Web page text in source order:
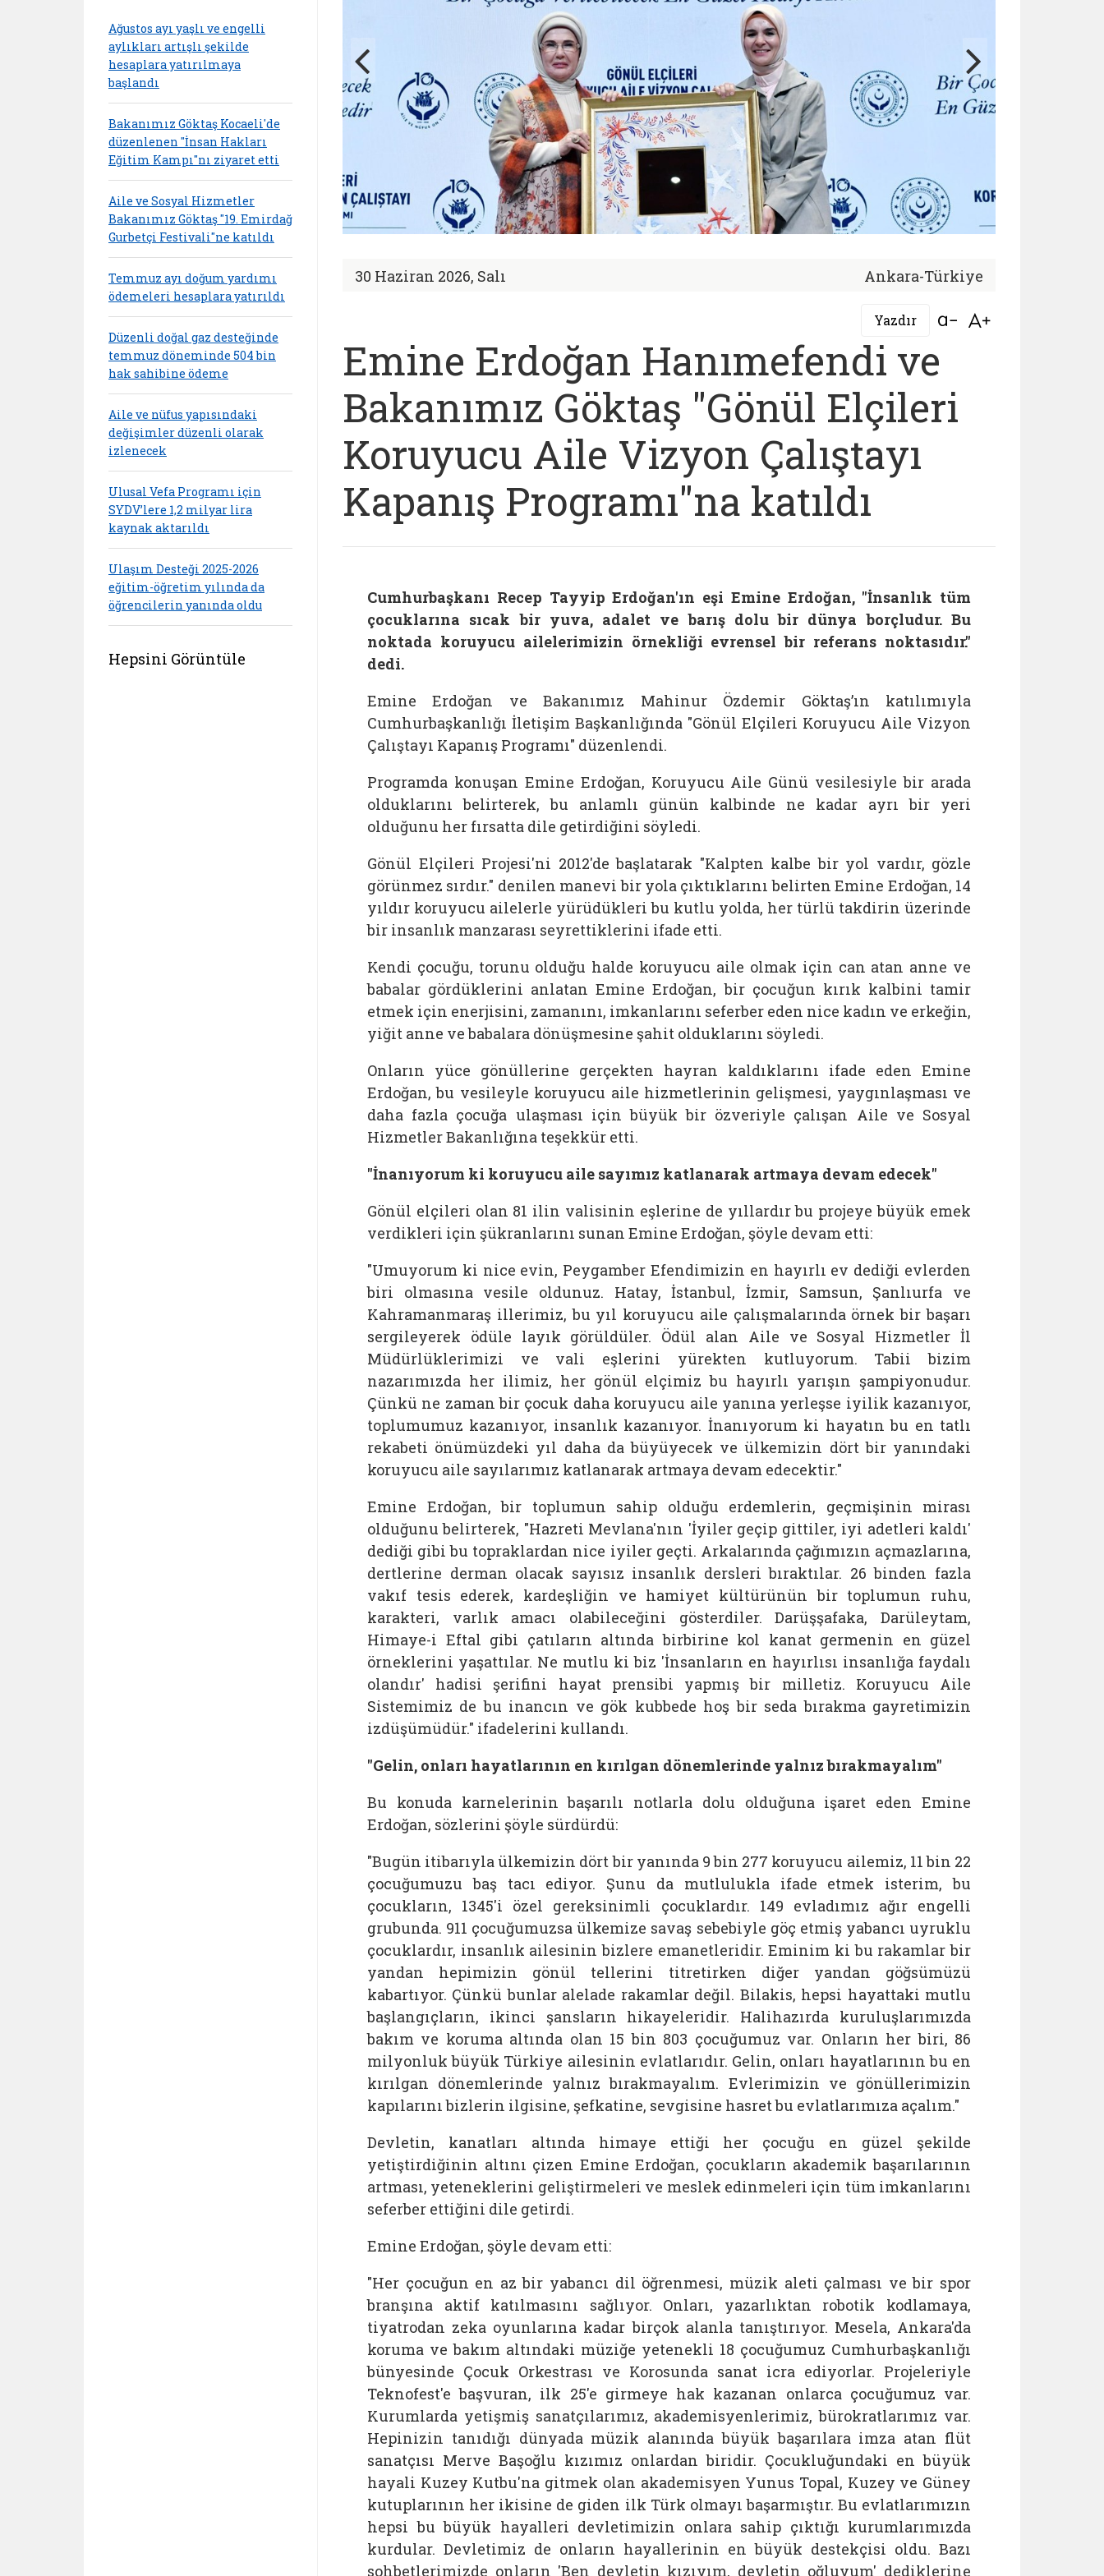
30 Haziran 2026, Salı Ankara-Türkiye
Yazdır Bağlantıyı aç
Emine Erdoğan Hanımefendi ve
Bakanımız Göktaş "Gönül Elçileri
Koruyucu Aile Vizyon Çalıştayı
Kapanış Programı"na katıldı
Cumhurbaşkanı Recep Tayyip Erdoğan'ın eşi Emine Erdoğan, ​​​​​​​"İnsanlık tüm
çocuklarına sıcak bir yuva, adalet ve barış dolu bir dünya borçludur. Bu
noktada koruyucu ailelerimizin örnekliği evrensel bir referans noktasıdır."
dedi.
Emine Erdoğan ve Bakanımız Mahinur Özdemir Göktaş’ın katılımıyla
Cumhurbaşkanlığı İletişim Başkanlığında "Gönül Elçileri Koruyucu Aile Vizyon
Çalıştayı Kapanış Programı" düzenlendi.
Programda konuşan Emine Erdoğan, Koruyucu Aile Günü vesilesiyle bir arada
olduklarını belirterek, bu anlamlı günün kalbinde ne kadar ayrı bir yeri
olduğunu her fırsatta dile getirdiğini söyledi.
Gönül Elçileri Projesi'ni 2012'de başlatarak "Kalpten kalbe bir yol vardır, gözle
görünmez sırdır." denilen manevi bir yola çıktıklarını belirten Emine Erdoğan, 14
yıldır koruyucu ailelerle yürüdükleri bu kutlu yolda, her türlü takdirin üzerinde
bir insanlık manzarası seyrettiklerini ifade etti.
Kendi çocuğu, torunu olduğu halde koruyucu aile olmak için can atan anne ve
babalar gördüklerini anlatan Emine Erdoğan, bir çocuğun kırık kalbini tamir
etmek için enerjisini, zamanını, imkanlarını seferber eden nice kadın ve erkeğin,
yiğit anne ve babalara dönüşmesine şahit olduklarını söyledi.
Onların yüce gönüllerine gerçekten hayran kaldıklarını ifade eden Emine
Erdoğan, bu vesileyle koruyucu aile hizmetlerinin gelişmesi, yaygınlaşması ve
daha fazla çocuğa ulaşması için büyük bir özveriyle çalışan Aile ve Sosyal
Hizmetler Bakanlığına teşekkür etti.
"İnanıyorum ki koruyucu aile sayımız katlanarak artmaya devam edecek"
Gönül elçileri olan 81 ilin valisinin eşlerine de yıllardır bu projeye büyük emek
verdikleri için şükranlarını sunan Emine Erdoğan, şöyle devam etti:
"Umuyorum ki nice evin, Peygamber Efendimizin en hayırlı ev dediği evlerden
biri olmasına vesile oldunuz. Hatay, İstanbul, İzmir, Samsun, Şanlıurfa ve
Kahramanmaraş illerimiz, bu yıl koruyucu aile çalışmalarında örnek bir başarı
sergileyerek ödüle layık görüldüler. Ödül alan Aile ve Sosyal Hizmetler İl
Müdürlüklerimizi ve vali eşlerini yürekten kutluyorum. Tabii bizim
nazarımızda her ilimiz, her gönül elçimiz bu hayırlı yarışın şampiyonudur.
Çünkü ne zaman bir çocuk daha koruyucu aile yanına yerleşse iyilik kazanıyor,
toplumumuz kazanıyor, insanlık kazanıyor. İnanıyorum ki hayatın bu en tatlı
rekabeti önümüzdeki yıl daha da büyüyecek ve ülkemizin dört bir yanındaki
koruyucu aile sayılarımız katlanarak artmaya devam edecektir."
Emine Erdoğan, bir toplumun sahip olduğu erdemlerin, geçmişinin mirası
olduğunu belirterek, "Hazreti Mevlana'nın 'İyiler geçip gittiler, iyi adetleri kaldı'
dediği gibi bu topraklardan nice iyiler geçti. Arkalarında çağımızın açmazlarına,
dertlerine derman olacak sayısız insanlık dersleri bıraktılar. 26 binden fazla
vakıf tesis ederek, kardeşliğin ve hamiyet kültürünün bir toplumun ruhu,
karakteri, varlık amacı olabileceğini gösterdiler. Darüşşafaka, Darüleytam,
Himaye-i Eftal gibi çatıların altında birbirine kol kanat germenin en güzel
örneklerini yaşattılar. Ne mutlu ki biz 'İnsanların en hayırlısı insanlığa faydalı
olandır' hadisi şerifini hayat prensibi yapmış bir milletiz. Koruyucu Aile
Sistemimiz de bu inancın ve gök kubbede hoş bir seda bırakma gayretimizin
izdüşümüdür." ifadelerini kullandı.
"Gelin, onları hayatlarının en kırılgan dönemlerinde yalnız bırakmayalım"
Bu konuda karnelerinin başarılı notlarla dolu olduğuna işaret eden Emine
Erdoğan, sözlerini şöyle sürdürdü:
"Bugün itibarıyla ülkemizin dört bir yanında 9 bin 277 koruyucu ailemiz, 11 bin 22
çocuğumuzu baş tacı ediyor. Şunu da mutlulukla ifade etmek isterim, bu
çocukların, 1345'i özel gereksinimli çocuklardır. 149 evladımız ağır engelli
grubunda. 911 çocuğumuzsa ülkemize savaş sebebiyle göç etmiş yabancı uyruklu
çocuklardır, insanlık ailesinin bizlere emanetleridir. Eminim ki bu rakamlar bir
yandan hepimizin gönül tellerini titretirken diğer yandan göğsümüzü
kabartıyor. Çünkü bunlar alelade rakamlar değil. Bilakis, hepsi hayattaki mutlu
başlangıçların, ikinci şansların hikayeleridir. Halihazırda kuruluşlarımızda
bakım ve koruma altında olan 15 bin 803 çocuğumuz var. Onların her biri, 86
milyonluk büyük Türkiye ailesinin evlatlarıdır. Gelin, onları hayatlarının bu en
kırılgan dönemlerinde yalnız bırakmayalım. Evlerimizin ve gönüllerimizin
kapılarını bizlerin ilgisine, şefkatine, sevgisine hasret bu evlatlarımıza açalım."
Devletin, kanatları altında himaye ettiği her çocuğu en güzel şekilde
yetiştirdiğinin altını çizen Emine Erdoğan, çocukların akademik başarılarının
artması, yeteneklerini geliştirmeleri ve meslek edinmeleri için tüm imkanlarını
seferber ettiğini dile getirdi.
Emine Erdoğan, şöyle devam etti:
"Her çocuğun en az bir yabancı dil öğrenmesi, müzik aleti çalması ve bir spor
branşına aktif katılmasını sağlıyor. Onları, yazarlıktan robotik kodlamaya,
tiyatrodan zeka oyunlarına kadar birçok alanla tanıştırıyor. Mesela, Ankara'da
koruma ve bakım altındaki müziğe yetenekli 18 çocuğumuz Cumhurbaşkanlığı
bünyesinde Çocuk Orkestrası ve Korosunda sanat icra ediyorlar. Projeleriyle
Teknofest'e başvuran, ilk 25'e girmeye hak kazanan onlarca çocuğumuz var.
Kurumlarda yetişmiş sanatçılarımız, akademisyenlerimiz, bürokratlarımız var.
Hepinizin tanıdığı dünyada müzik alanında büyük başarılara imza atan flüt
sanatçısı Merve Başoğlu kızımız onlardan biridir. Çocukluğundaki en büyük
hayali Kuzey Kutbu'na gitmek olan akademisyen Yunus Topal, Kuzey ve Güney
kutuplarının her ikisine de giden ilk Türk olmayı başarmıştır. Bu evlatlarımızın
hepsi bu büyük hayalleri devletimizin onlara sahip çıktığı kurumlarımızda
kurdular. Devletimiz de onların hayallerinin en büyük destekçisi oldu. Bazı
sohbetlerimizde onların 'Ben devletin kızıyım, devletin oğluyum' dediklerine
Ağustos ayı yaşlı ve engelli
aylıkları artışlı şekilde
hesaplara yatırılmaya
başlandı
Bakanımız Göktaş Kocaeli'de
düzenlenen "İnsan Hakları
Eğitim Kampı"nı ziyaret etti
Aile ve Sosyal Hizmetler
Bakanımız Göktaş "19. Emirdağ
Gurbetçi Festivali"ne katıldı
Temmuz ayı doğum yardımı
ödemeleri hesaplara yatırıldı
Düzenli doğal gaz desteğinde
temmuz döneminde 504 bin
hak sahibine ödeme
Aile ve nüfus yapısındaki
değişimler düzenli olarak
izlenecek
Ulusal Vefa Programı için
SYDV’lere 1,2 milyar lira
kaynak aktarıldı
Ulaşım Desteği 2025-2026
eğitim-öğretim yılında da
öğrencilerin yanında oldu
Hepsini Görüntüle